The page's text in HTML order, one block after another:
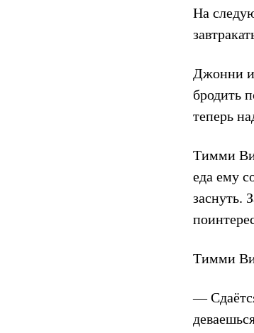
На
Джонни и
бродить
теперь
Тимми
еда ему
заснуть.
Тимми
—